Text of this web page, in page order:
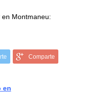
Montmaneu:
Comparte
en